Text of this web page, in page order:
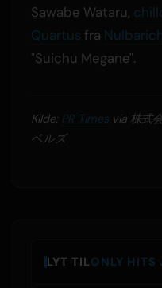
Sawabe Wataru,
Quartus fra Nulbarich
"Suichu Megane".
Kilde: PR Timesvia 株式
ベルズ
LYT TILONLY HITS